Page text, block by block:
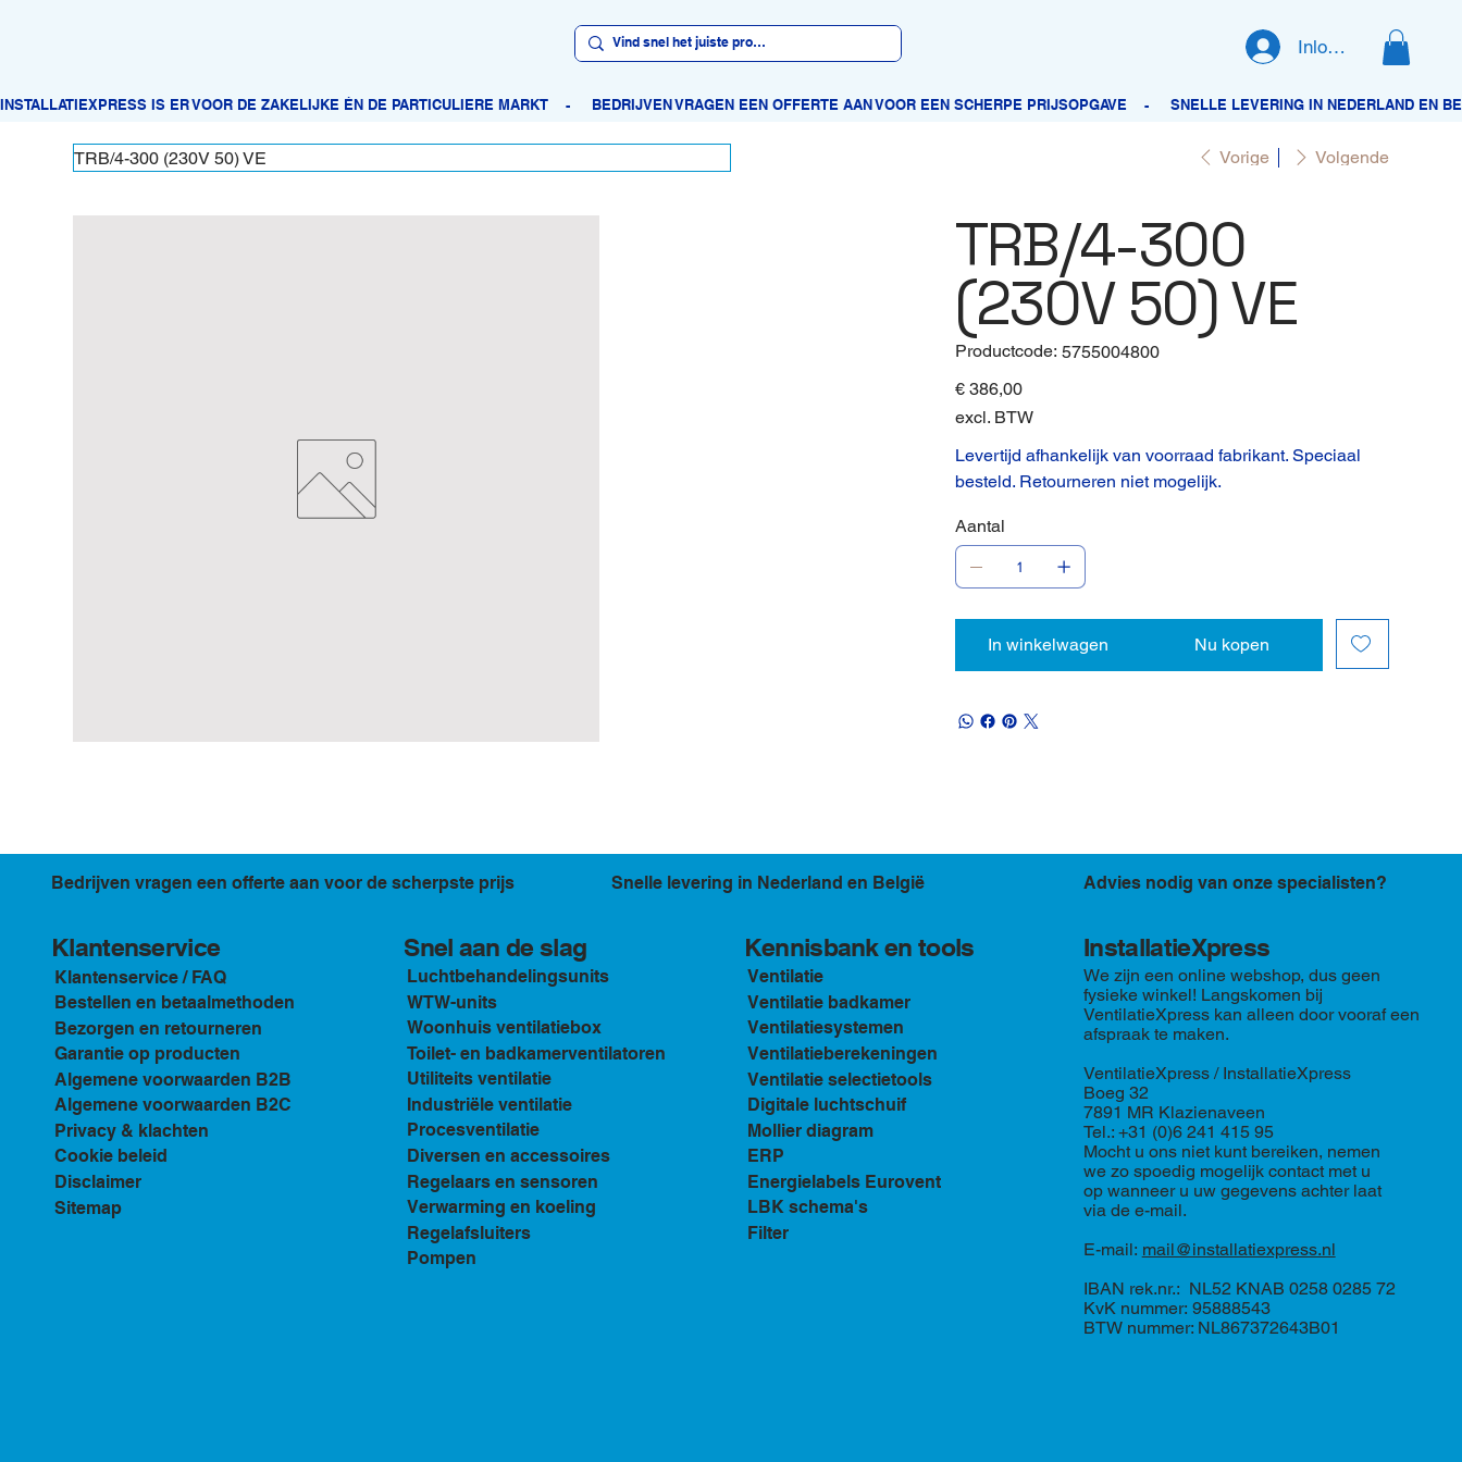
Inloggen
TRB/4-300 (230V 50) VE Vorige Volgende
TRB/4-300
(230V 50) VE
Productcode: Productcode
5755004800
5755004800
Prijs
€ 386,00
excl. BTW
Levertijd afhankelijk van voorraad fabrikant. Speciaal
besteld. Retourneren niet mogelijk.
Aantal
In winkelwagen Nu kopen
Klantenservice
Klantenservice / FAQ
Bestellen en betaalmethoden
Bezorgen en retourneren
Garantie op producten
Algemene voorwaarden B2B
Algemene voorwaarden B2C
Privacy & klachten
Cookie beleid
Disclaimer
Sitemap
Bedrijven vragen een offerte aan voor de scherpste prijs Snelle levering in Nederland en België Advies nodig van onze specialisten?
Snel aan de slag
Luchtbehandelingsunits
WTW-units
Woonhuis ventilatiebox
Toilet- en badkamerventilatoren
Utiliteits ventilatie
Industriële ventilatie
Procesventilatie
Diversen en accessoires
Regelaars en sensoren
Verwarming en koeling
Regelafsluiters
Pompen
Kennisbank en tools
Ventilatie
Ventilatie badkamer
Ventilatiesystemen
Ventilatieberekeningen
Ventilatie selectietools
Digitale luchtschuif
Mollier diagram
ERP
Energielabels Eurovent
LBK schema's
Filter
We zijn een online webshop, dus geen
fysieke winkel! Langskomen bij
VentilatieXpress kan alleen door vooraf een
afspraak te maken.
VentilatieXpress / InstallatieXpress
Boeg 32
7891 MR Klazienaveen
Tel.: +31 (0)6 241 415 95
Mocht u ons niet kunt bereiken, nemen
we zo spoedig mogelijk contact met u
op wanneer u uw gegevens achter laat
via de e-mail.
E-mail: mail@installatiexpress.nl
IBAN rek.nr.: NL52 KNAB 0258 0285 72
KvK nummer: 95888543
BTW nummer: NL867372643B01
InstallatieXpress